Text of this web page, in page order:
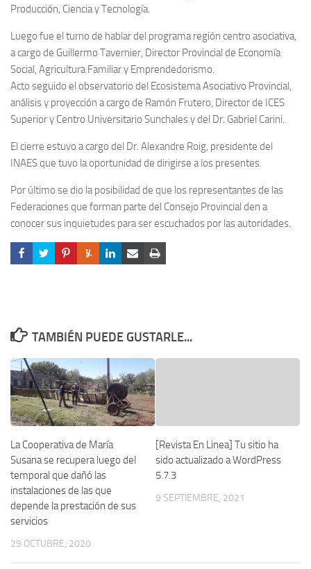
Producción, Ciencia y Tecnología.
Luego fue el turno de hablar del programa región centro asociativa,
a cargo de Guillermo Tavernier, Director Provincial de Economía
Social, Agricultura Familiar y Emprendedorismo.
Acto seguido el observatorio del Ecosistema Asociativo Provincial,
análisis y proyección a cargo de Ramón Frutero, Director de ICES
Superior y Centro Universitario Sunchales y del Dr. Gabriel Carini.
El cierre estuvo a cargo del Dr. Alexandre Roig, presidente del
INAES que tuvo la oportunidad de dirigirse a los presentes.
Por último se dio la posibilidad de que los representantes de las
Federaciones que forman parte del Consejo Provincial den a
conocer sus inquietudes para ser escuchados por las autoridades.
TAMBIÉN PUEDE GUSTARLE...
La Cooperativa de María
Susana se recupera luego del
temporal que dañó las
instalaciones de las que
depende la prestación de sus
servicios
29 OCTUBRE, 2020
[Revista En Linea] Tu sitio ha
sido actualizado a WordPress
5.7.3
9 SEPTIEMBRE, 2021